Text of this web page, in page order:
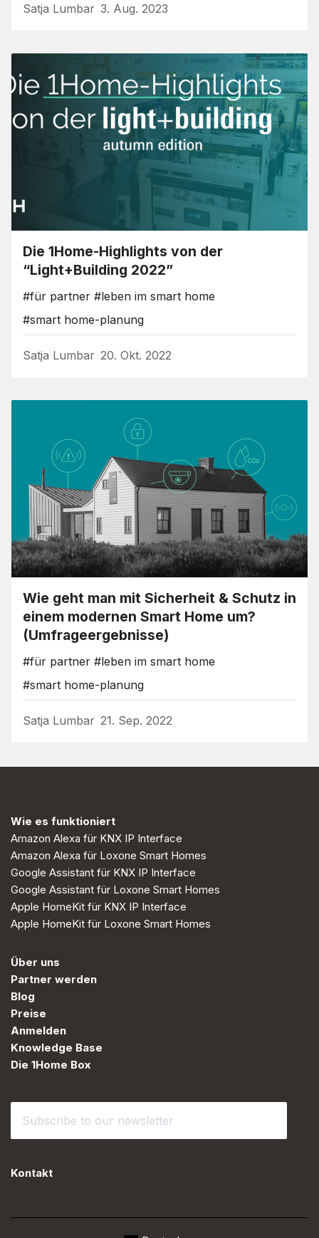
Satja Lumbar 3. Aug. 2023
Die 1Home-Highlights von der
“Light+Building 2022”
#für partner #leben im smart home
#smart home-planung
Satja Lumbar 20. Okt. 2022
Wie geht man mit Sicherheit & Schutz in
einem modernen Smart Home um?
(Umfrageergebnisse)
#für partner #leben im smart home
#smart home-planung
Satja Lumbar 21. Sep. 2022
Wie es funktioniert
Amazon Alexa für KNX IP Interface
Amazon Alexa für Loxone Smart Homes
Google Assistant für KNX IP Interface
Google Assistant für Loxone Smart Homes
Apple HomeKit für KNX IP Interface
Apple HomeKit für Loxone Smart Homes
Über uns
Partner werden
Blog
Preise
Anmelden
Knowledge Base
Die 1Home Box
Kontakt